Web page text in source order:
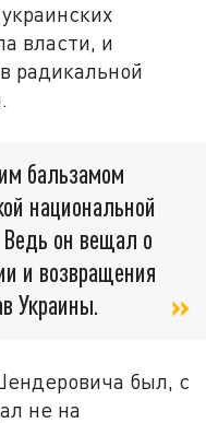
власти, и
радикальной
бальзамом
национальной
он вещал о
и возвращения
Украины.
был, с
не на